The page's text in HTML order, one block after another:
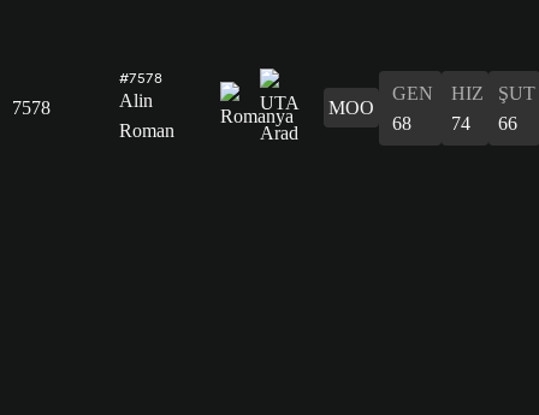
7578
#7578
Alin
Roman
MOO
GEN
68
HIZ
74
ŞUT
66